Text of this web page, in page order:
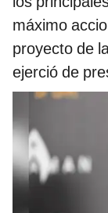
máximo
proyecto de
ejerció de